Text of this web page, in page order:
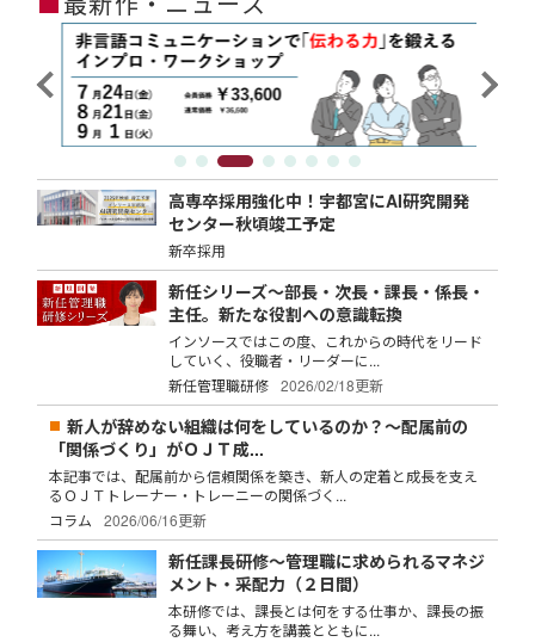
高専卒採用強化中！宇都宮にAI研究開発
センター秋頃竣工予定
新卒採用
新任シリーズ～部長・次長・課長・係長・
主任。新たな役割への意識転換
インソースではこの度、これからの時代をリード
していく、役職者・リーダーに...
新任管理職研修
2026/02/18更新
新人が辞めない組織は何をしているのか？～配属前の
「関係づくり」がＯＪＴ成...
本記事では、配属前から信頼関係を築き、新人の定着と成長を支え
るＯＪＴトレーナー・トレーニーの関係づく...
コラム
2026/06/16更新
新任課長研修～管理職に求められるマネジ
メント・采配力（２日間）
本研修では、課長とは何をする仕事か、課長の振
る舞い、考え方を講義とともに...